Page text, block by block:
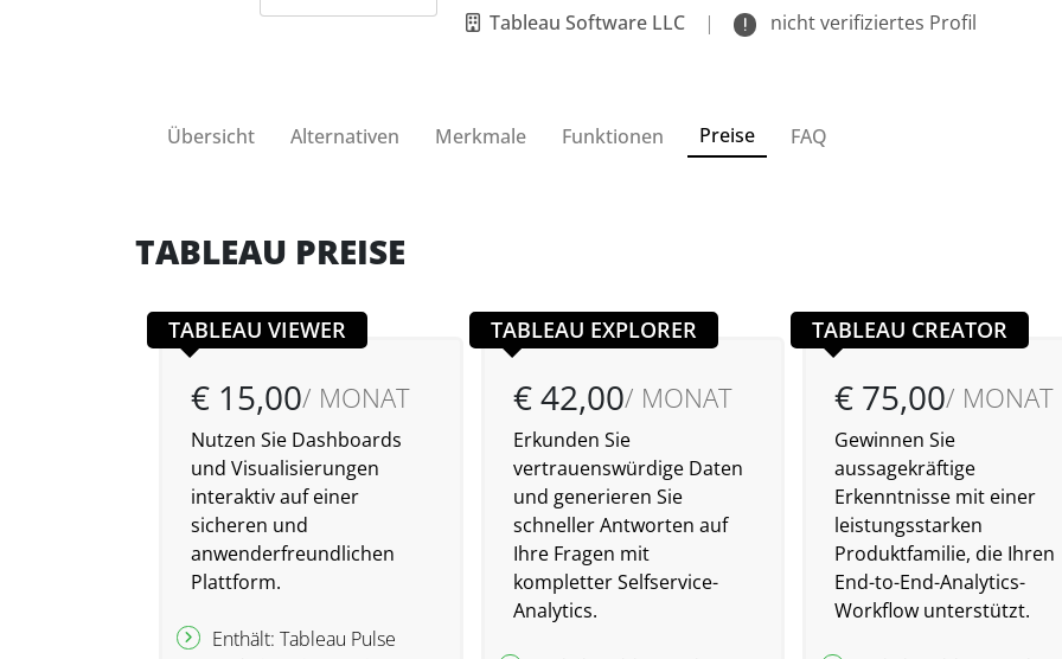
Tableau Software LLC | nicht verifiziertes Profil
Übersicht Alternativen Merkmale Funktionen Preise FAQ
TABLEAU PREISE
TABLEAU VIEWER
€ 15,00/ MONAT
Nutzen Sie Dashboards
und Visualisierungen
interaktiv auf einer
sicheren und
anwenderfreundlichen
Plattform.
Enthält: Tableau Pulse
TABLEAU EXPLORER
€ 42,00/ MONAT
Erkunden Sie
vertrauenswürdige Daten
und generieren Sie
schneller Antworten auf
Ihre Fragen mit
kompletter Selfservice-
Analytics.
TABLEAU CREATOR
€ 75,00/ MONAT
Gewinnen Sie
aussagekräftige
Erkenntnisse mit einer
leistungsstarken
Produktfamilie, die Ihren
End-to-End-Analytics-
Workflow unterstützt.